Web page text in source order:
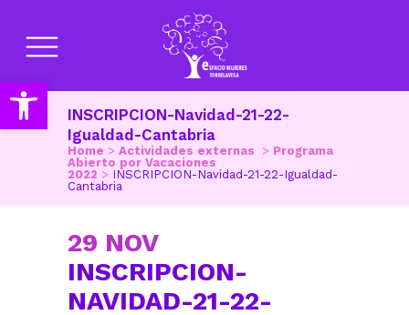
Abrir barra de herramientas
INSCRIPCION-Navidad-21-22-
Igualdad-Cantabria
Home > Actividades externas > Programa
Abierto por Vacaciones
2022 > INSCRIPCION-Navidad-21-22-Igualdad-
Cantabria
29 NOV
INSCRIPCION-
NAVIDAD-21-22-